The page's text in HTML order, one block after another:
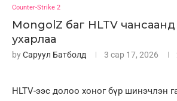
Counter-Strike 2
MongolZ баг HLTV
ухарлаа
byСаруул Батболд 3 сар 17, 2026
HLTV-ээс долоо хоног бүр шинэчлэн